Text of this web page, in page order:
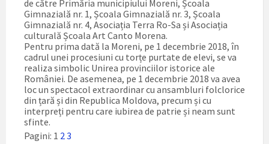
de către Primăria municipiului Moreni, Școala
Gimnazială nr. 1, Școala Gimnazială nr. 3, Școala
Gimnazială nr. 4, Asociația Terra Ro-Sa și Asociația
culturală Școala Art Canto Morena.
Pentru prima dată la Moreni, pe 1 decembrie 2018, în
cadrul unei procesiuni cu torțe purtate de elevi, se va
realiza simbolic Unirea provinciilor istorice ale
României. De asemenea, pe 1 decembrie 2018 va avea
loc un spectacol extraordinar cu ansambluri folclorice
din țară și din Republica Moldova, precum și cu
interpreți pentru care iubirea de patrie și neam sunt
sfinte.
Pagini: 1 2 3